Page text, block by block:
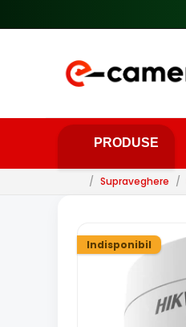
PRODUSE
/ Supraveghere /
Indisponibil